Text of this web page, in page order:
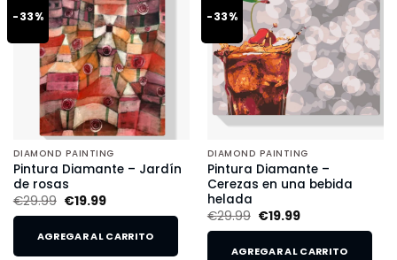
-33%
DIAMOND PAINTING
Pintura Diamante – Jardín
de rosas
€29.99 €19.99
AGREGAR AL CARRITO
-33%
DIAMOND PAINTING
Pintura Diamante –
Cerezas en una bebida
helada
€29.99 €19.99
AGREGAR AL CARRITO